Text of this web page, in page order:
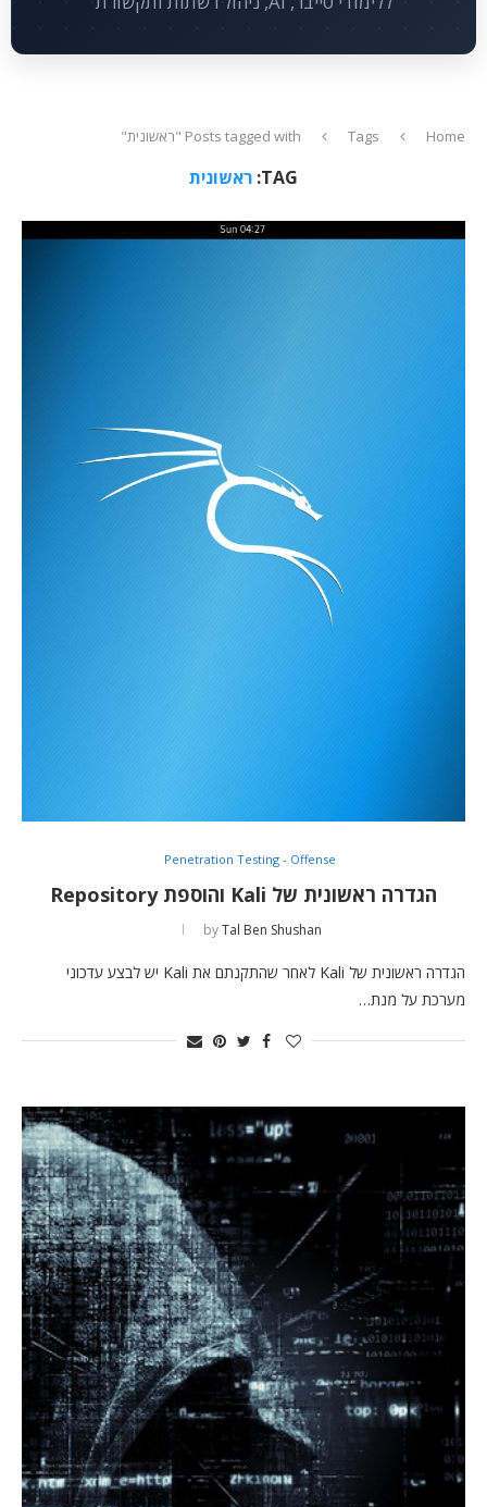
Home
Tags Posts tagged with "ראשונית"
TAG: ראשונית
Penetration Testing - Offense
הגדרה ראשונית של Kali והוספת Repository
byTal Ben Shushan
הגדרה ראשונית של Kali לאחר שהתקנתם את Kali יש לבצע עדכוני
מערכת על מנת…